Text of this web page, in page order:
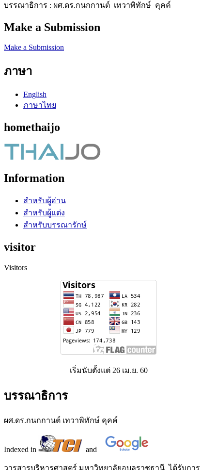
บรรณาธิการ : ผศ.ดร.กนกกานต์ เทวาพิทักษ์ คุคค์
Make a Submission
Make a Submission
ภาษา
English
ภาษาไทย
homethaijo
Information
สำหรับผู้อ่าน
สำหรับผู้แต่ง
สำหรับบรรณารักษ์
visitor
Visitors
เริ่มนับตั้งแต่ 26 เม.ย. 60
บรรณาธิการ
ผศ.ดร.กนกกานต์ เทวาพิทักษ์ คุคค์
Indexed in and
วารสารบริหารศาสตร์ มหาวิทยาลัยอุบลราชธานี ได้รับการ